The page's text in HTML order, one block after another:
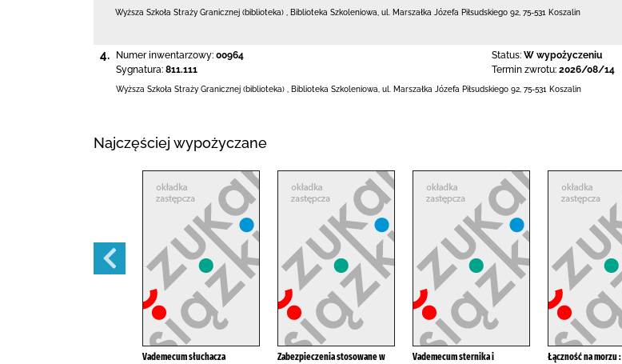
Wyższa Szkoła Straży Granicznej (biblioteka) , Biblioteka Szkoleniowa, ul. Marszałka Józefa Piłsudskiego 92, 75-531 Koszalin
4. Numer inwentarzowy: 00964
Sygnatura: 811.111
Status: W wypożyczeniu
Termin zwrotu: 2026/08/14
Wyższa Szkoła Straży Granicznej (biblioteka) Biblioteka Szkoleniowa, ul. Marszałka Józefa Piłsudskiego 92 75-531 Koszalin
Najczęściej wypożyczane
Vademecum słuchacza Zabezpieczenia stosowane w Vademecum sternika i Łączność na morzu :